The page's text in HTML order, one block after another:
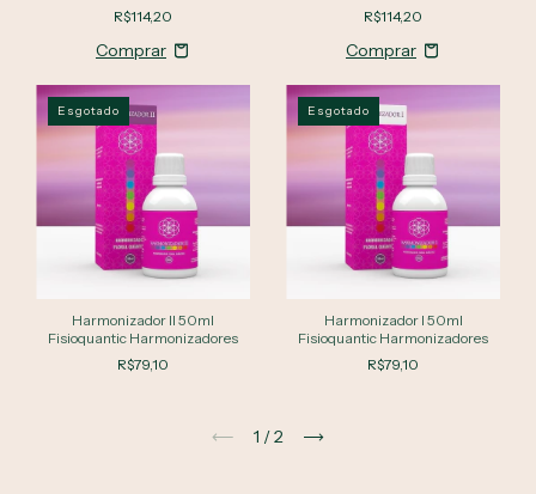
R$114,20
R$114,20
Esgotado
Harmonizador II 50ml
Fisioquantic Harmonizadores
R$79,10
Esgotado
Harmonizador I 50ml
Fisioquantic Harmonizadores
R$79,10
1 /2